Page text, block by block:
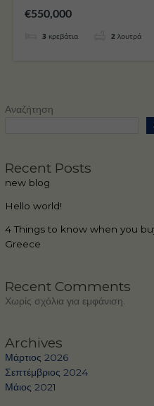
€550,000
3 κρεβάτια 2 λουτρά
Αναζήτηση
Recent Posts
new blog
Hello world!
4 Things to know when you
Greece
Recent Comments
Χωρίς σχόλια για εμφάνιση.
Archives
Μάρτιος 2026
Σεπτέμβριος 2024
Μάιος 2021